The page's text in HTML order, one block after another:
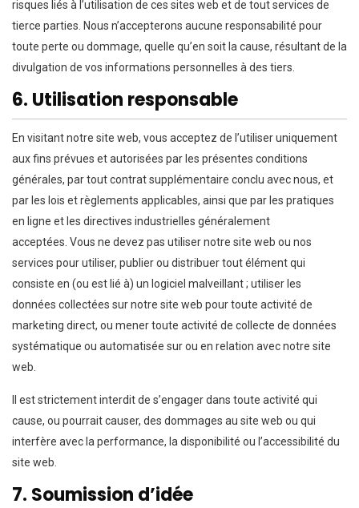
risques liés à l’utilisation de ces sites web et de tout services de
tierce parties. Nous n’accepterons aucune responsabilité pour
toute perte ou dommage, quelle qu’en soit la cause, résultant de la
divulgation de vos informations personnelles à des tiers.
6. Utilisation responsable
En visitant notre site web, vous acceptez de l’utiliser uniquement
aux fins prévues et autorisées par les présentes conditions
générales, par tout contrat supplémentaire conclu avec nous, et
par les lois et règlements applicables, ainsi que par les pratiques
en ligne et les directives industrielles généralement
acceptées. Vous ne devez pas utiliser notre site web ou nos
services pour utiliser, publier ou distribuer tout élément qui
consiste en (ou est lié à) un logiciel malveillant ; utiliser les
données collectées sur notre site web pour toute activité de
marketing direct, ou mener toute activité de collecte de données
systématique ou automatisée sur ou en relation avec notre site
web.
Il est strictement interdit de s’engager dans toute activité qui
cause, ou pourrait causer, des dommages au site web ou qui
interfère avec la performance, la disponibilité ou l’accessibilité du
site web.
7. Soumission d’idée